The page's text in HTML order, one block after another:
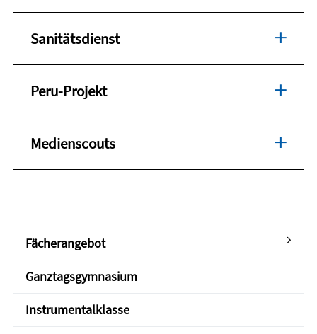
Sanitätsdienst
Peru-Projekt
Medienscouts
Fächerangebot
Ganztagsgymnasium
Instrumentalklasse